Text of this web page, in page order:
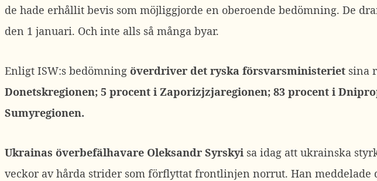
de hade erhållit bevis som möjliggjorde en oberoende bedömning. De
den 1 januari. Och inte alls så många byar.
Enligt ISW:s bedömning överdriver det ryska försvarsministeriet sina
Donetskregionen; 5 procent i Zaporizjzjaregionen; 83 procent i
Sumyregionen.
Ukrainas överbefälhavare Oleksandr Syrskyi sa idag att ukrainska
veckor av hårda strider som förflyttat frontlinjen norrut. Han